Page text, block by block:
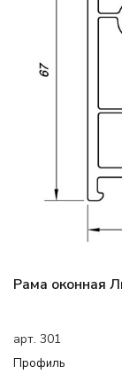
Рама оконная
арт. 301
Профиль